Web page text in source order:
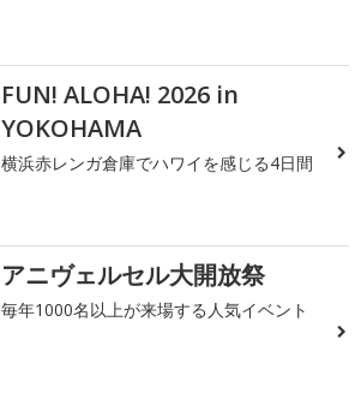
FUN! ALOHA! 2026 in
YOKOHAMA
横浜赤レンガ倉庫でハワイを感じる4日間
アニヴェルセル大開放祭
毎年1000名以上が来場する人気イベント